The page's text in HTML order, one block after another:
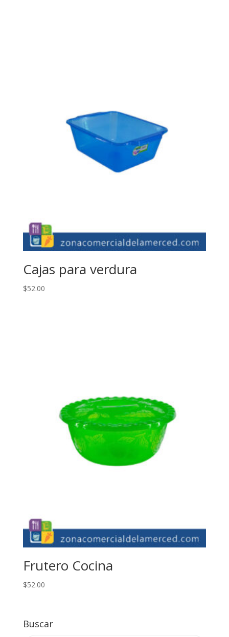
Cajas para verdura
$52.00
Frutero Cocina
$52.00
Buscar